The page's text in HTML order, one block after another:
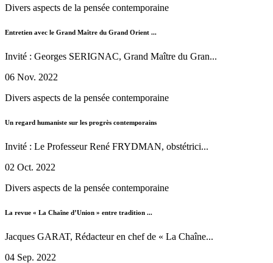
Divers aspects de la pensée contemporaine
Entretien avec le Grand Maître du Grand Orient ...
Invité : Georges SERIGNAC, Grand Maître du Gran...
06 Nov. 2022
Divers aspects de la pensée contemporaine
Un regard humaniste sur les progrès contemporains
Invité : Le Professeur René FRYDMAN, obstétrici...
02 Oct. 2022
Divers aspects de la pensée contemporaine
La revue « La Chaîne d’Union » entre tradition ...
Jacques GARAT, Rédacteur en chef de « La Chaîne...
04 Sep. 2022